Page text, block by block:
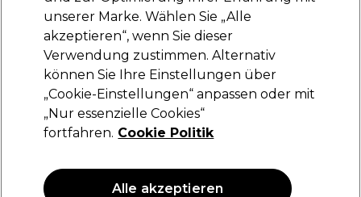
Redken Extreme Anti-Snap 240ml
0
31,80 €
12.72 € pro 100ml
ANGEBOT
unserer Marke. Wählen Sie „Alle
akzeptieren“, wenn Sie dieser
Verwendung zustimmen. Alternativ
können Sie Ihre Einstellungen über
„Cookie-Einstellungen“ anpassen oder mit
„Nur essenzielle Cookies“
fortfahren. Cookie Politik
Alle akzeptieren